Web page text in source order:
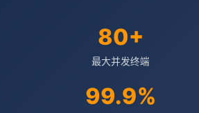
80+
最大并发终端
99.9%